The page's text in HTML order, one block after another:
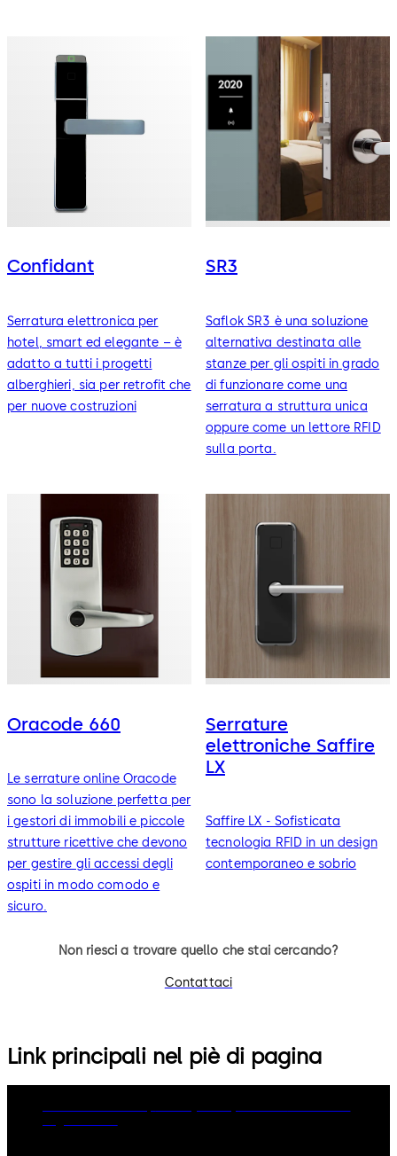
Confidant
Serratura elettronica per
hotel, smart ed elegante – è
adatto a tutti i progetti
alberghieri, sia per retrofit che
per nuove costruzioni
SR3
Saflok SR3 è una soluzione
alternativa destinata alle
stanze per gli ospiti in grado
di funzionare come una
serratura a struttura unica
oppure come un lettore RFID
sulla porta.
Oracode 660
Le serrature online Oracode
sono la soluzione perfetta per
i gestori di immobili e piccole
strutture ricettive che devono
per gestire gli accessi degli
ospiti in modo comodo e
sicuro.
Serrature
elettroniche Saffire
LX
Saffire LX - Sofisticata
tecnologia RFID in un design
contemporaneo e sobrio
Non riesci a trovare quello che stai cercando?
Contattaci
Link principali nel piè di pagina